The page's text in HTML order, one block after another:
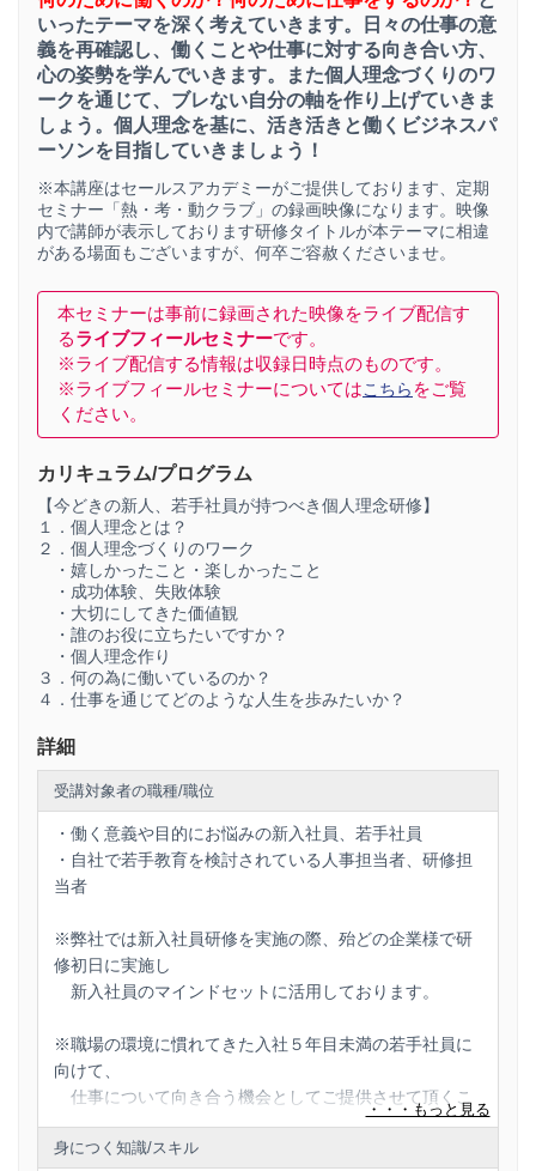
いったテーマを深く考えていきます。日々の仕事の意
義を再確認し、働くことや仕事に対する向き合い方、
心の姿勢を学んでいきます。また個人理念づくりのワ
ークを通じて、ブレない自分の軸を作り上げていきま
しょう。個人理念を基に、活き活きと働くビジネスパ
ーソンを目指していきましょう！
※本講座はセールスアカデミーがご提供しております、定期
セミナー「熱・考・動クラブ」の録画映像になります。映像
内で講師が表示しております研修タイトルが本テーマに相違
がある場面もございますが、何卒ご容赦くださいませ。
本セミナーは事前に録画された映像をライブ配信す
るライブフィールセミナーです。
※ライブ配信する情報は収録日時点のものです。
※ライブフィールセミナーについてはこちら をご覧
ください。
カリキュラム/プログラム
【今どきの新人、若手社員が持つべき個人理念研修】
１．個人理念とは？
２．個人理念づくりのワーク
・嬉しかったこと・楽しかったこと
・成功体験、失敗体験
・大切にしてきた価値観
・誰のお役に立ちたいですか？
・個人理念作り
３．何の為に働いているのか？
４．仕事を通じてどのような人生を歩みたいか？
詳細
受講対象者の職種/職位
・働く意義や目的にお悩みの新入社員、若手社員
・自社で若手教育を検討されている人事担当者、研修担
当者
※弊社では新入社員研修を実施の際、殆どの企業様で研
修初日に実施し
新入社員のマインドセットに活用しております。
※職場の環境に慣れてきた入社５年目未満の若手社員に
向けて、
仕事について向き合う機会としてご提供させて頂くこ
とも多くございます。
身につく知識/スキル